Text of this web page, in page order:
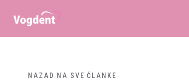
NAZAD NA SVE ČLANKE